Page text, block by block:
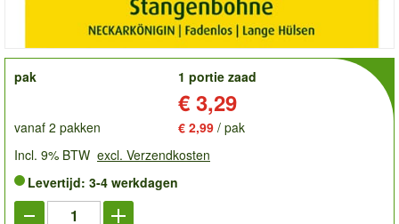
order
pak
1 portie zaad
€ 3,29
vanaf 2 pakken € 2,99 / pak
Incl. 9% BTW excl. Verzendkosten
Levertijd: 3-4 werkdagen